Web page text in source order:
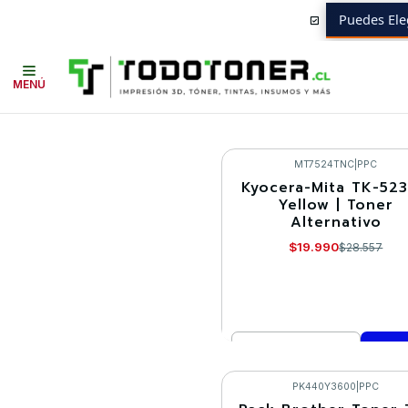
MENÚ
Puedes
-30%
MT7524TNC PPC
Kyocera-Mita TK-
Yellow | Toner
Alternativo
$19.990$28.557
Comprar ahora
PK440Y3600 PPC